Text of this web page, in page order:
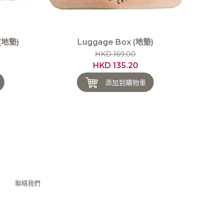
墊) Luggage Box (地墊)
HKD 169.00
HKD 135.20
添加到購物車
聯絡我們